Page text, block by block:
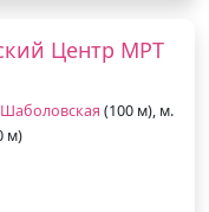
Центр МРТ
Шаболовская (100 м), м.
м)